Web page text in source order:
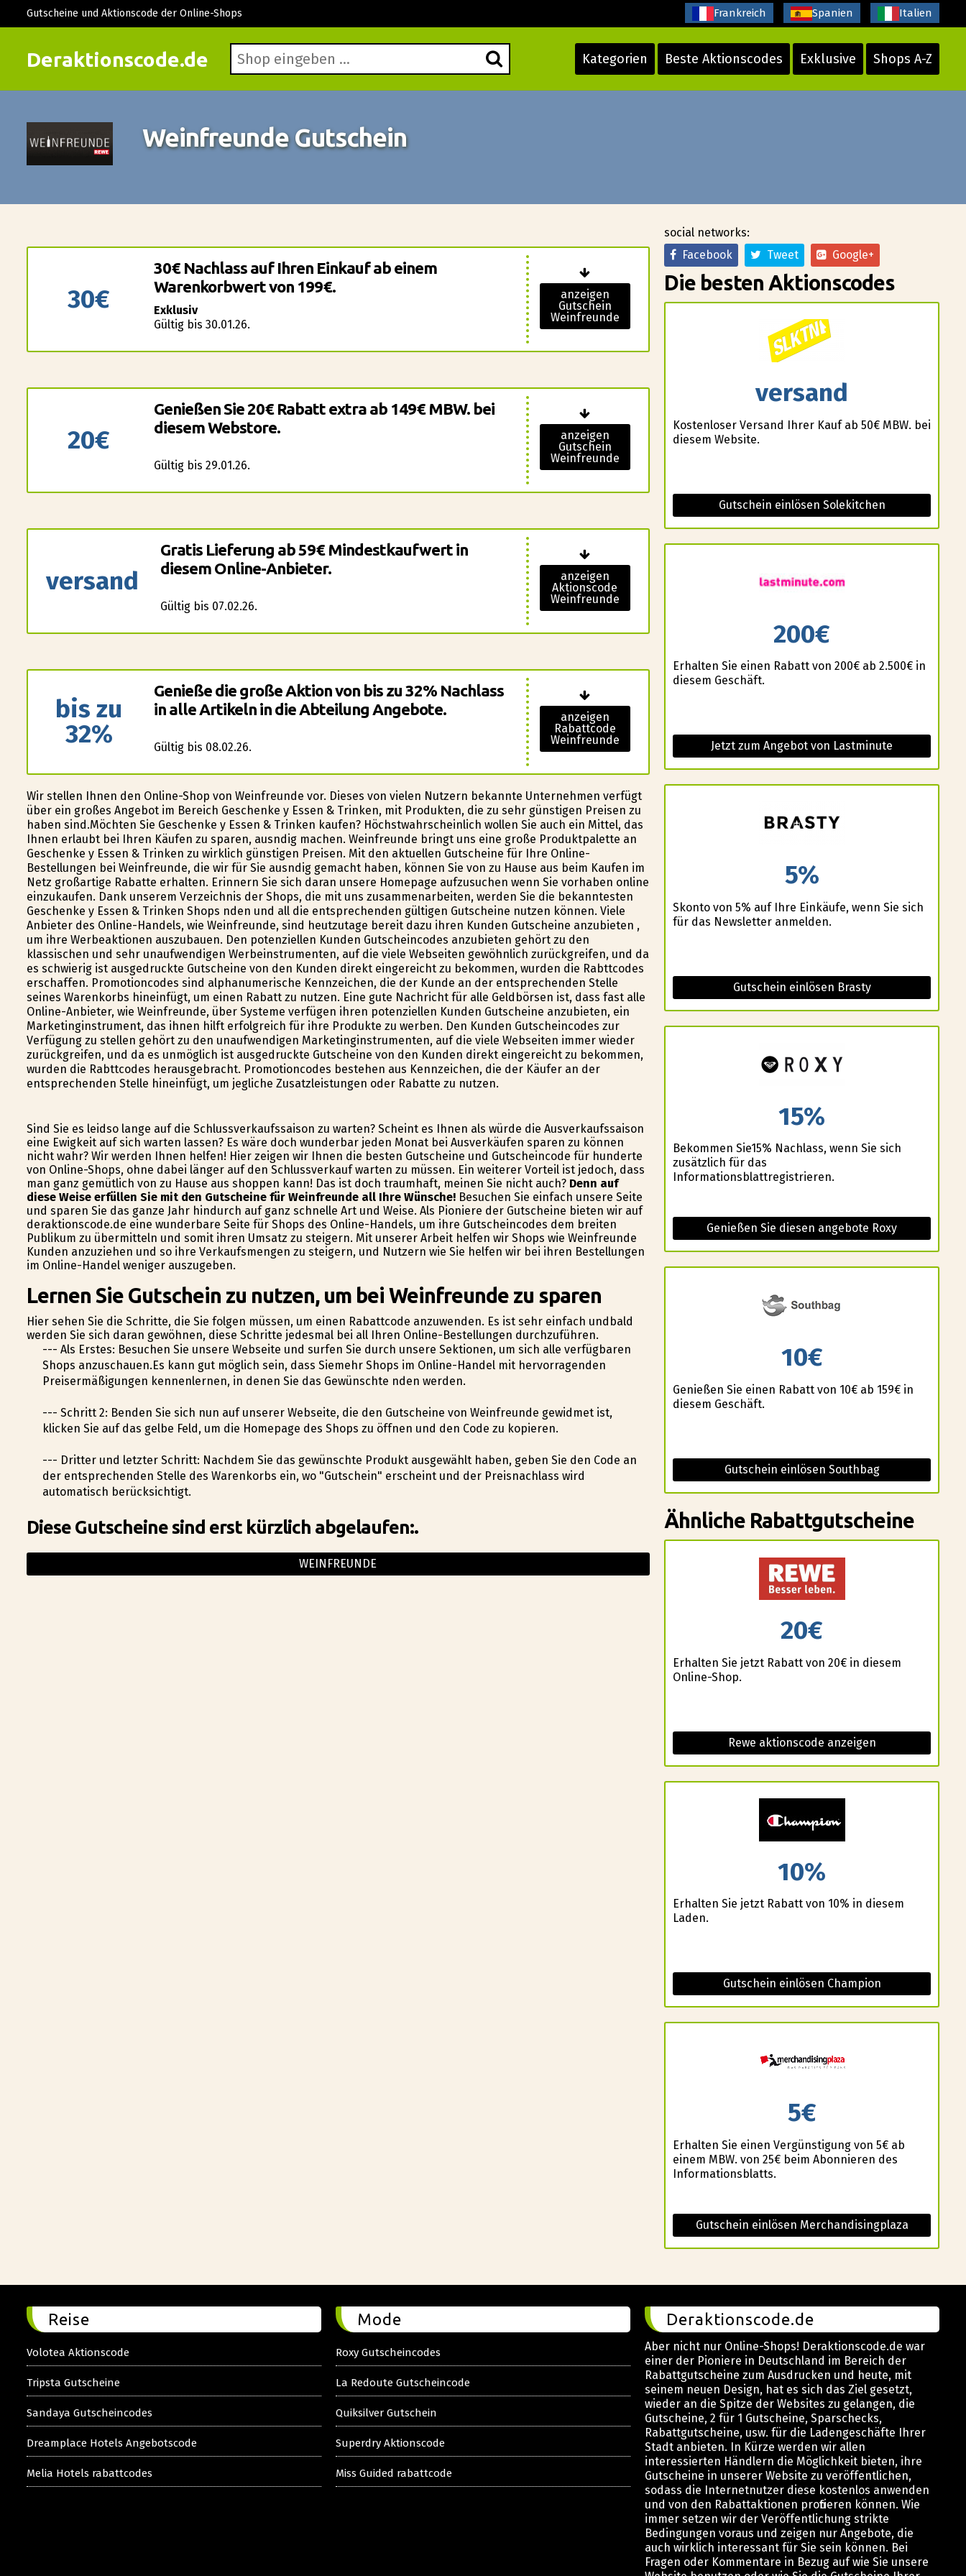
Deraktionscode.de Kategorien Beste Aktionscodes Exklusive Shops A-Z
Gutscheine und Aktionscode der Online-Shops Frankreich Spanien Italien
Weinfreunde Gutschein
30€
30€ Nachlass auf Ihren Einkauf ab einem
Warenkorbwert von 199€.
Exklusiv
Gültig bis 30.01.26.
anzeigen
Gutschein
Weinfreunde
20€
Genießen Sie 20€ Rabatt extra ab 149€ MBW. bei
diesem Webstore.
Gültig bis 29.01.26.
anzeigen
Gutschein
Weinfreunde
versand
Gratis Lieferung ab 59€ Mindestkaufwert in
diesem Online-Anbieter.
Gültig bis 07.02.26.
anzeigen
Aktionscode
Weinfreunde
bis zu
32%
Genieße die große Aktion von bis zu 32% Nachlass
in alle Artikeln in die Abteilung Angebote.
Gültig bis 08.02.26.
anzeigen
Rabattcode
Weinfreunde
Wir stellen Ihnen den Online-Shop von Weinfreunde vor. Dieses von vielen Nutzern bekannte Unternehmen verfügt
über ein großes Angebot im Bereich Geschenke y Essen & Trinken, mit Produkten, die zu sehr günstigen Preisen zu
haben sind.Möchten Sie Geschenke y Essen & Trinken kaufen? Höchstwahrscheinlich wollen Sie auch ein Mittel, das
Ihnen erlaubt bei Ihren Käufen zu sparen, ausfindig machen. Weinfreunde bringt uns eine große Produktpalette an
Geschenke y Essen & Trinken zu wirklich günstigen Preisen. Mit den aktuellen Gutscheine für Ihre Online-
Bestellungen bei Weinfreunde, die wir für Sie ausfindig gemacht haben, können Sie von zu Hause aus beim Kaufen im
Netz großartige Rabatte erhalten. Erinnern Sie sich daran unsere Homepage aufzusuchen wenn Sie vorhaben online
einzukaufen. Dank unserem Verzeichnis der Shops, die mit uns zusammenarbeiten, werden Sie die bekanntesten
Geschenke y Essen & Trinken Shops finden und all die entsprechenden gültigen Gutscheine nutzen können. Viele
Anbieter des Online-Handels, wie Weinfreunde, sind heutzutage bereit dazu ihren Kunden Gutscheine anzubieten ,
um ihre Werbeaktionen auszubauen. Den potenziellen Kunden Gutscheincodes anzubieten gehört zu den
klassischen und sehr unaufwendigen Werbeinstrumenten, auf die viele Webseiten gewöhnlich zurückgreifen, und da
es schwierig ist ausgedruckte Gutscheine von den Kunden direkt eingereicht zu bekommen, wurden die Rabttcodes
erschaffen. Promotioncodes sind alphanumerische Kennzeichen, die der Kunde an der entsprechenden Stelle
seines Warenkorbs hineinfügt, um einen Rabatt zu nutzen. Eine gute Nachricht für alle Geldbörsen ist, dass fast alle
Online-Anbieter, wie Weinfreunde, über Systeme verfügen ihren potenziellen Kunden Gutscheine anzubieten, ein
Marketinginstrument, das ihnen hilft erfolgreich für ihre Produkte zu werben. Den Kunden Gutscheincodes zur
Verfügung zu stellen gehört zu den unaufwendigen Marketinginstrumenten, auf die viele Webseiten immer wieder
zurückgreifen, und da es unmöglich ist ausgedruckte Gutscheine von den Kunden direkt eingereicht zu bekommen,
wurden die Rabttcodes herausgebracht. Promotioncodes bestehen aus Kennzeichen, die der Käufer an der
entsprechenden Stelle hineinfügt, um jegliche Zusatzleistungen oder Rabatte zu nutzen.
Sind Sie es leidso lange auf die Schlussverkaufssaison zu warten? Scheint es Ihnen als würde die Ausverkaufssaison
eine Ewigkeit auf sich warten lassen? Es wäre doch wunderbar jeden Monat bei Ausverkäufen sparen zu können
nicht wahr? Wir werden Ihnen helfen! Hier zeigen wir Ihnen die besten Gutscheine und Gutscheincode für hunderte
von Online-Shops, ohne dabei länger auf den Schlussverkauf warten zu müssen. Ein weiterer Vorteil ist jedoch, dass
man ganz gemütlich von zu Hause aus shoppen kann! Das ist doch traumhaft, meinen Sie nicht auch? Denn auf
diese Weise erfüllen Sie mit den Gutscheine für Weinfreunde all Ihre Wünsche!Besuchen Sie einfach unsere Seite
und sparen Sie das ganze Jahr hindurch auf ganz schnelle Art und Weise. Als Pioniere der Gutscheine bieten wir auf
deraktionscode.de eine wunderbare Seite für Shops des Online-Handels, um ihre Gutscheincodes dem breiten
Publikum zu übermitteln und somit ihren Umsatz zu steigern. Mit unserer Arbeit helfen wir Shops wie Weinfreunde
Kunden anzuziehen und so ihre Verkaufsmengen zu steigern, und Nutzern wie Sie helfen wir bei ihren Bestellungen
im Online-Handel weniger auszugeben.
Lernen Sie Gutschein zu nutzen, um bei Weinfreunde zu sparen
Hier sehen Sie die Schritte, die Sie folgen müssen, um einen Rabattcode anzuwenden. Es ist sehr einfach undbald
werden Sie sich daran gewöhnen, diese Schritte jedesmal bei all Ihren Online-Bestellungen durchzuführen.
--- Als Erstes: Besuchen Sie unsere Webseite und surfen Sie durch unsere Sektionen, um sich alle verfügbaren
Shops anzuschauen.Es kann gut möglich sein, dass Siemehr Shops im Online-Handel mit hervorragenden
Preisermäßigungen kennenlernen, in denen Sie das Gewünschte finden werden.
--- Schritt 2: Befinden Sie sich nun auf unserer Webseite, die den Gutscheine von Weinfreunde gewidmet ist,
klicken Sie auf das gelbe Feld, um die Homepage des Shops zu öffnen und den Code zu kopieren.
--- Dritter und letzter Schritt: Nachdem Sie das gewünschte Produkt ausgewählt haben, geben Sie den Code an
der entsprechenden Stelle des Warenkorbs ein, wo "Gutschein" erscheint und der Preisnachlass wird
automatisch berücksichtigt.
Diese Gutscheine sind erst kürzlich abgelaufen:.
WEINFREUNDE
social networks:
Facebook
Tweet Google+
Die besten Aktionscodes
versand
Kostenloser Versand Ihrer Kauf ab 50€ MBW. bei
diesem Website.
Gutschein einlösen Solekitchen
200€
Erhalten Sie einen Rabatt von 200€ ab 2.500€ in
diesem Geschäft.
Jetzt zum Angebot von Lastminute
5%
Skonto von 5% auf Ihre Einkäufe, wenn Sie sich
für das Newsletter anmelden.
Gutschein einlösen Brasty
15%
Bekommen Sie15% Nachlass, wenn Sie sich
zusätzlich für das
Informationsblattregistrieren.
Genießen Sie diesen angebote Roxy
10€
Genießen Sie einen Rabatt von 10€ ab 159€ in
diesem Geschäft.
Gutschein einlösen Southbag
Ähnliche Rabattgutscheine
20€
Erhalten Sie jetzt Rabatt von 20€ in diesem
Online-Shop.
Rewe aktionscode anzeigen
10%
Erhalten Sie jetzt Rabatt von 10% in diesem
Laden.
Gutschein einlösen Champion
5€
Erhalten Sie einen Vergünstigung von 5€ ab
einem MBW. von 25€ beim Abonnieren des
Informationsblatts.
Gutschein einlösen Merchandisingplaza
Reise
Volotea Aktionscode
Tripsta Gutscheine
Sandaya Gutscheincodes
Dreamplace Hotels Angebotscode
Melia Hotels rabattcodes
Mode
Roxy Gutscheincodes
La Redoute Gutscheincode
Quiksilver Gutschein
Superdry Aktionscode
Miss Guided rabattcode
Deraktionscode.de
Aber nicht nur Online-Shops! Deraktionscode.de war
einer der Pioniere in Deutschland im Bereich der
Rabattgutscheine zum Ausdrucken und heute, mit
seinem neuen Design, hat es sich das Ziel gesetzt,
wieder an die Spitze der Websites zu gelangen, die
Gutscheine, 2 für 1 Gutscheine, Sparschecks,
Rabattgutscheine, usw. für die Ladengeschäfte Ihrer
Stadt anbieten. In Kürze werden wir allen
interessierten Händlern die Möglichkeit bieten, ihre
Gutscheine in unserer Website zu veröffentlichen,
sodass die Internetnutzer diese kostenlos anwenden
und von den Rabattaktionen profitieren können. Wie
immer setzen wir der Veröffentlichung strikte
Bedingungen voraus und zeigen nur Angebote, die
auch wirklich interessant für Sie sein können. Bei
Fragen oder Kommentare in Bezug auf wie Sie unsere